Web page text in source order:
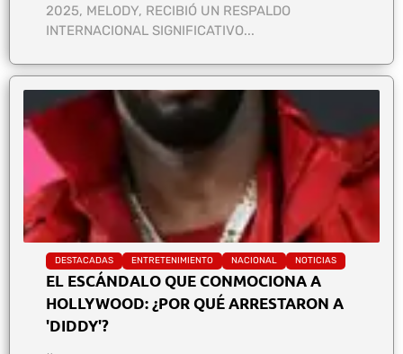
2025, MELODY, RECIBIÓ UN RESPALDO
INTERNACIONAL SIGNIFICATIVO...
DESTACADAS ENTRETENIMIENTO NACIONAL NOTICIAS
EL ESCÁNDALO QUE CONMOCIONA A
HOLLYWOOD: ¿POR QUÉ ARRESTARON A
'DIDDY'?